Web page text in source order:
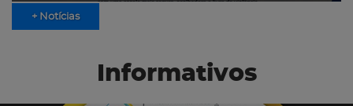
+ Notícias
Informativos